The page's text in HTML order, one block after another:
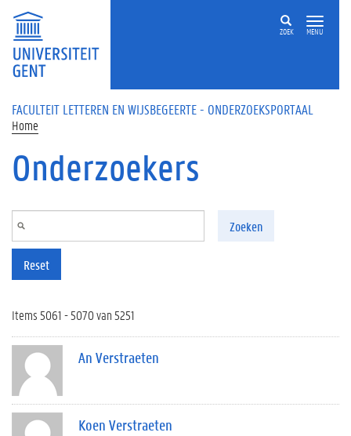
Overslaan en naar de inhoud gaan
ZOEK MENU
FACULTEIT LETTEREN EN WIJSBEGEERTE - ONDERZOEKSPORTAAL
Home
Onderzoekers
Zoeken
Reset
Items 5061 - 5070 van 5251
An Verstraeten
Koen Verstraeten